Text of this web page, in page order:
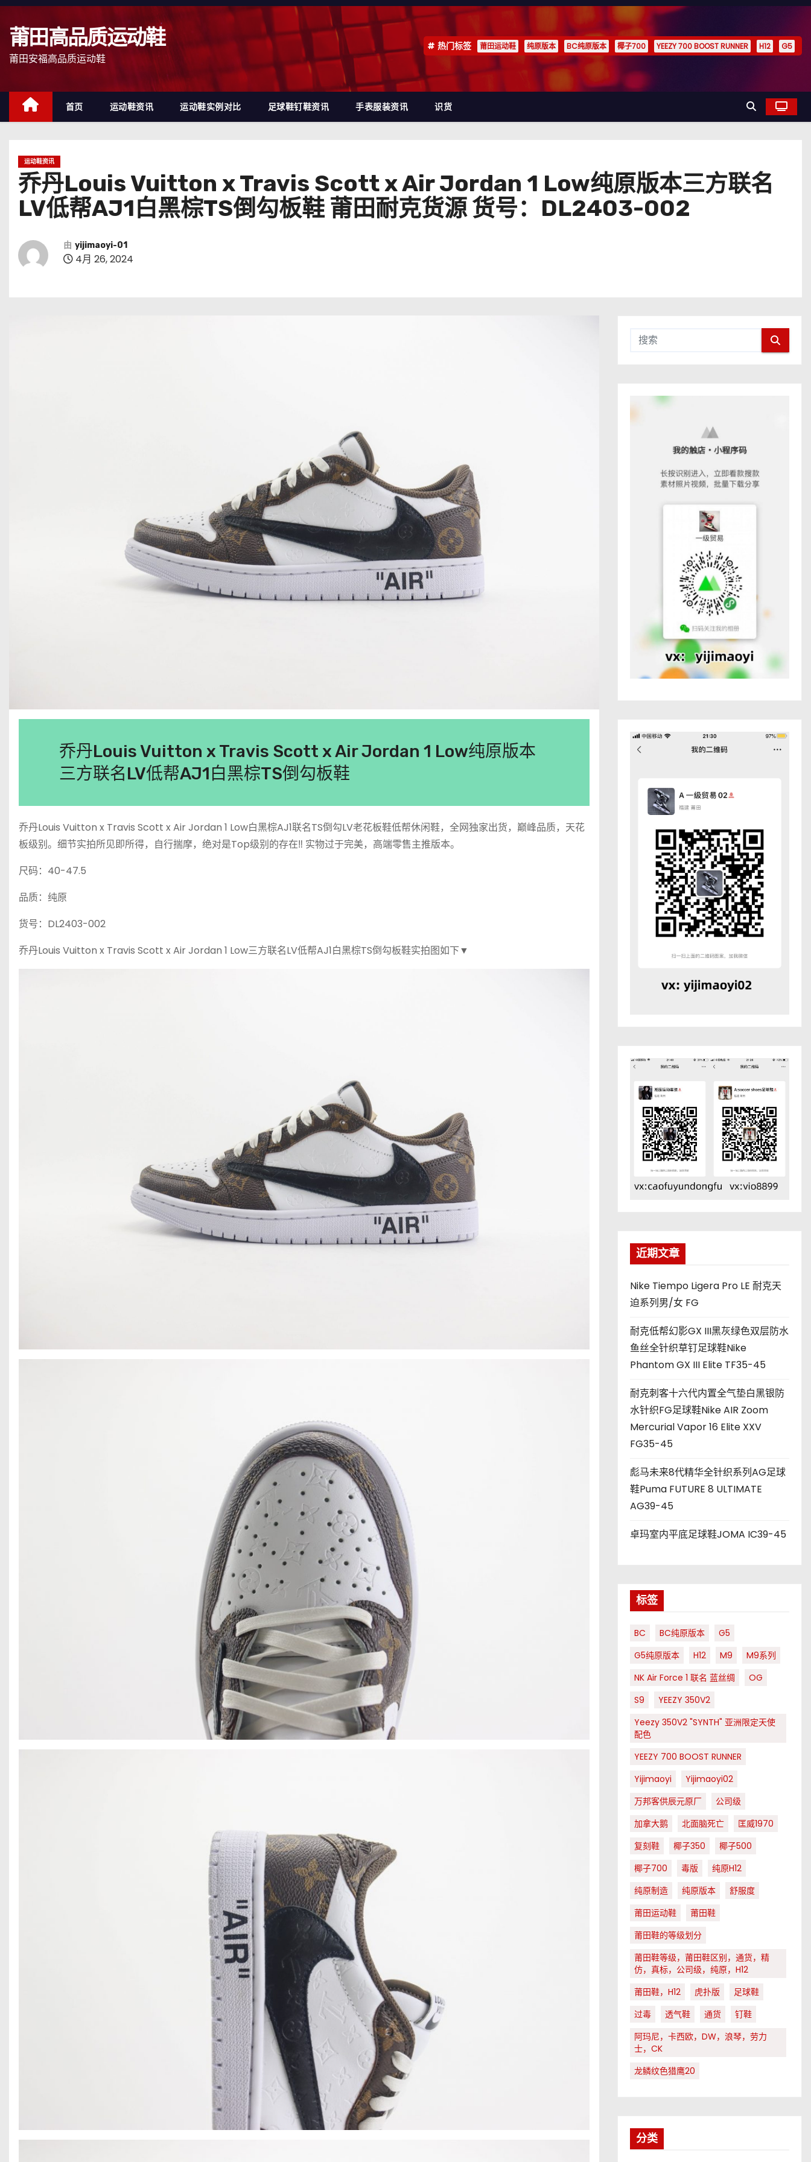
跳
莆田高品质运动鞋
莆田安福高品质运动鞋
热门标签 莆田运动鞋 纯原版本 BC纯原版本 椰子700 YEEZY 700 BOOST RUNNER H12 G5
首页 运动鞋资讯 运动鞋实例对比 足球鞋钉鞋资讯 手表服装资讯 识货
运动鞋资讯
乔丹Louis Vuitton x Travis Scott x Air Jordan 1 Low纯原版本三方联名
LV低帮AJ1白黑棕TS倒勾板鞋 莆田耐克货源 货号：DL2403-002
由 yijimaoyi-01
4月 26, 2024
乔丹Louis Vuitton x Travis Scott x Air Jordan 1 Low纯原版本
三方联名LV低帮AJ1白黑棕TS倒勾板鞋
乔丹Louis Vuitton x Travis Scott x Air Jordan 1 Low白黑棕AJ1联名TS倒勾LV老花板鞋低帮休闲鞋，全网独家出货，巅峰品质，天花
板级别。细节实拍所见即所得，自行揣摩，绝对是Top级别的存在‼️ 实物过于完美，高端零售主推版本。
尺码：40-47.5
品质：纯原
货号：DL2403-002
乔丹Louis Vuitton x Travis Scott x Air Jordan 1 Low三方联名LV低帮AJ1白黑棕TS倒勾板鞋实拍图如下▼
近期文章
Nike Tiempo Ligera Pro LE 耐克天
迫系列男/女 FG
耐克低帮幻影GX III黑灰绿色双层防水
鱼丝全针织草钉足球鞋Nike
Phantom GX III Elite TF35-45
耐克刺客十六代内置全气垫白黑银防
水针织FG足球鞋Nike AIR Zoom
Mercurial Vapor 16 Elite XXV
FG35-45
彪马未来8代精华全针织系列AG足球
鞋Puma FUTURE 8 ULTIMATE
AG39-45
卓玛室内平底足球鞋JOMA IC39-45
标签
BC BC纯原版本
G5
G5纯原版本
H12 M9
M9系列
NK Air Force 1 联名 蓝丝绸
OG
S9
YEEZY 350V2
Yeezy 350V2 "SYNTH" 亚洲限定天使
配色
YEEZY 700 BOOST RUNNER
Yijimaoyi
Yijimaoyi02
万邦客供辰元原厂
公司级
加拿大鹅
北面脑死亡
匡威1970
复刻鞋
椰子350
椰子500
椰子700
毒版
纯原H12
纯原制造
纯原版本
舒服度
莆田运动鞋
莆田鞋
莆田鞋的等级划分
莆田鞋等级，莆田鞋区别，通货，精
仿，真标，公司级，纯原，H12
莆田鞋，H12
虎扑版
足球鞋
过毒
透气鞋 通货
钉鞋
阿玛尼，卡西欧，DW，浪琴，劳力
士，CK
龙鳞纹色猎鹰20
分类